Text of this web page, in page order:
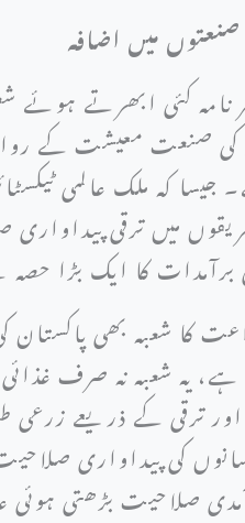
میں اضافہ
نامہ کئی ابھرتے
کی صنعت معیشت کے
جیسا کہ ملک عالمی
میں ترقی
کا ایک بڑا
یہ شعبہ نہ صرف
ترقی کے ذریعے زرعی
کی پیداواری
صلاحیت بڑھتی